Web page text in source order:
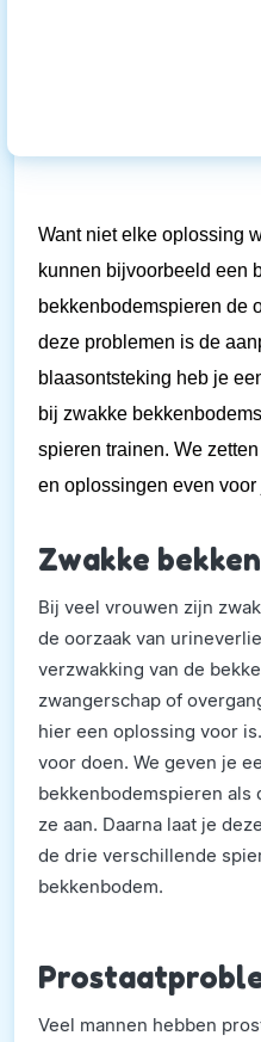
Want niet elke oplossing
kunnen bijvoorbeeld een
bekkenbodemspieren de
deze problemen is de
blaasontsteking heb je
bij zwakke
spieren trainen. We
en oplossingen even voor
Zwakke
Bij veel vrouwen zijn
de oorzaak van
verzwakking van de
zwangerschap of
hier een oplossing voor
voor doen. We geven je
bekkenbodemspieren als
ze aan. Daarna laat je
de drie verschillende
bekkenbodem.
Veel mannen hebben